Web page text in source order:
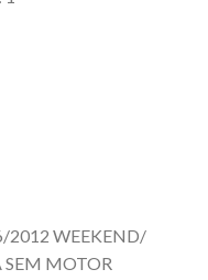
2012 WEEKEND/
SEM MOTOR